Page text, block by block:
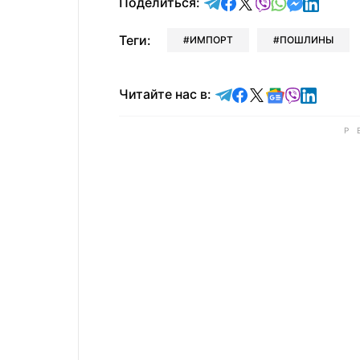
Теги: ИМПОРТ ПОШЛИНЫ
Читайте нас в: Читайте в Telegram
Читайте в
Читайте в X
Читайте в
Читайте